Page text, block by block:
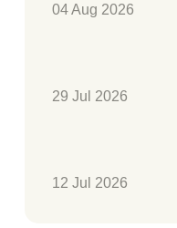
04 Aug 2026
29 Jul 2026
12 Jul 2026